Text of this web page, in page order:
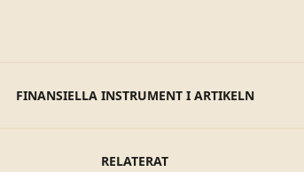
FINANSIELLA INSTRUMENT I ARTIKELN
RELATERAT